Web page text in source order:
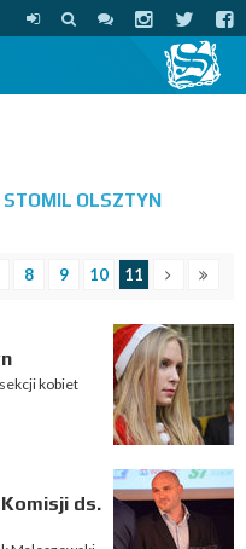
STOMIL OLSZTYN
8 9 10 11
kobiet
ds.